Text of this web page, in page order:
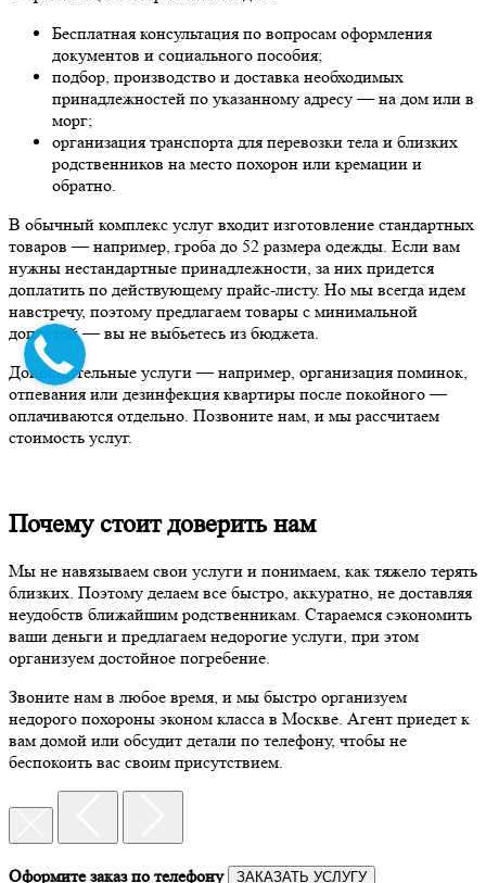
Бесплатная консультация по вопросам оформления
документов и социального пособия;
подбор, производство и доставка необходимых
принадлежностей по указанному адресу — на дом или в
морг;
организация транспорта для перевозки тела и близких
родственников на место похорон или кремации и
обратно.
В обычный комплекс услуг входит изготовление стандартных
товаров — например, гроба до 52 размера одежды. Если вам
нужны нестандартные принадлежности, за них придется
доплатить по действующему прайс-листу. Но мы всегда идем
навстречу, поэтому предлагаем товары с минимальной
доплатой — вы не выбьетесь из бюджета.
Дополнительные услуги — например, организация поминок,
отпевания или дезинфекция квартиры после покойного —
оплачиваются отдельно. Позвоните нам, и мы рассчитаем
стоимость услуг.
Почему стоит доверить нам
Мы не навязываем свои услуги и понимаем, как тяжело терять
близких. Поэтому делаем все быстро, аккуратно, не доставляя
неудобств ближайшим родственникам. Стараемся сэкономить
ваши деньги и предлагаем недорогие услуги, при этом
организуем достойное погребение.
Звоните нам в любое время, и мы быстро организуем
недорого похороны эконом класса в Москве. Агент приедет к
вам домой или обсудит детали по телефону, чтобы не
беспокоить вас своим присутствием.
Оформите заказ по телефону ЗАКАЗАТЬ УСЛУГУ